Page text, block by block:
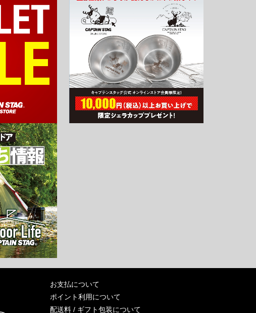
お支払について
ポイント利用について
配送料 / ギフト包装について